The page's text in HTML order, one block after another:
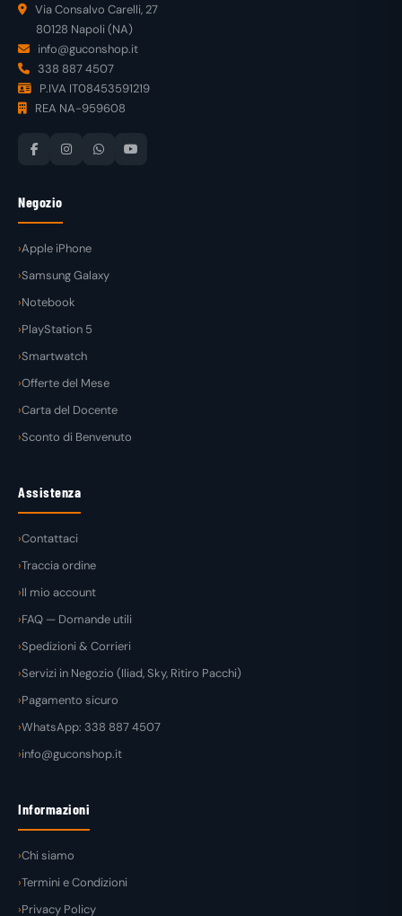
Via Consalvo Carelli, 27
80128 Napoli (NA)
info@guconshop.it
338 887 4507
P.IVA IT08453591219
REA NA-959608
Negozio
Apple iPhone
Samsung Galaxy
Notebook
PlayStation 5
Smartwatch
Offerte del Mese
Carta del Docente
Sconto di Benvenuto
Assistenza
Contattaci
Traccia ordine
Il mio account
FAQ — Domande utili
Spedizioni & Corrieri
Servizi in Negozio (Iliad, Sky, Ritiro Pacchi)
Pagamento sicuro
WhatsApp: 338 887 4507
info@guconshop.it
Informazioni
Chi siamo
Termini e Condizioni
Privacy Policy